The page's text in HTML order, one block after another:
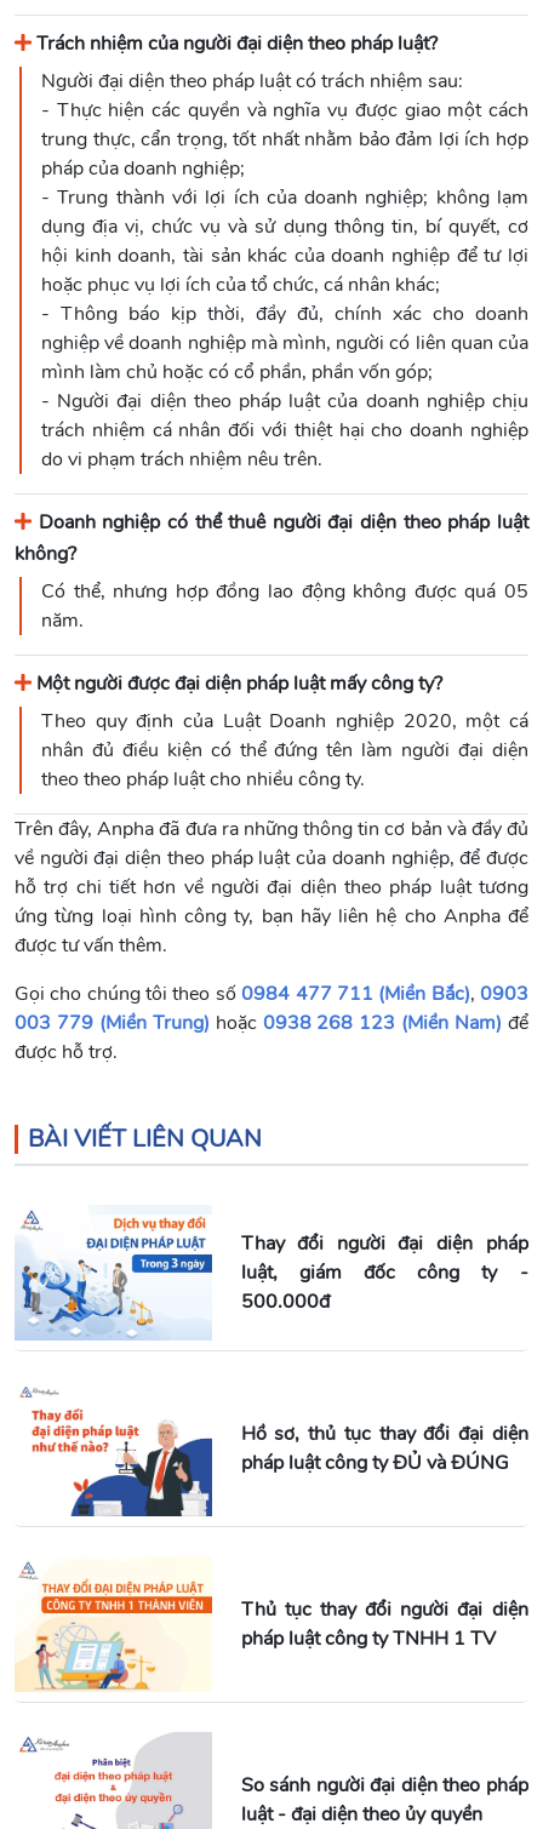
Trách nhiệm của người đại diện theo pháp luật?
Người đại diện theo pháp luật có trách nhiệm sau:
- Thực hiện các quyền và nghĩa vụ được giao một cách
trung thực, cẩn trọng, tốt nhất nhằm bảo đảm lợi ích hợp
pháp của doanh nghiệp;
- Trung thành với lợi ích của doanh nghiệp; không lạm
dụng địa vị, chức vụ và sử dụng thông tin, bí quyết, cơ
hội kinh doanh, tài sản khác của doanh nghiệp để tư lợi
hoặc phục vụ lợi ích của tổ chức, cá nhân khác;
- Thông báo kịp thời, đầy đủ, chính xác cho doanh
nghiệp về doanh nghiệp mà mình, người có liên quan của
mình làm chủ hoặc có cổ phần, phần vốn góp;
- Người đại diện theo pháp luật của doanh nghiệp chịu
trách nhiệm cá nhân đối với thiệt hại cho doanh nghiệp
do vi phạm trách nhiệm nêu trên.
Doanh nghiệp có thể thuê người đại diện theo pháp luật
không?
Có thể, nhưng hợp đồng lao động không được quá 05
năm.
Một người được đại diện pháp luật mấy công ty?
Theo quy định của Luật Doanh nghiệp 2020, một cá
nhân đủ điều kiện có thể đứng tên làm người đại diện
theo theo pháp luật cho nhiều công ty.
Trên đây, Anpha đã đưa ra những thông tin cơ bản và đầy đủ
về người đại diện theo pháp luật của doanh nghiệp, để được
hỗ trợ chi tiết hơn về người đại diện theo pháp luật tương
ứng từng loại hình công ty, bạn hãy liên hệ cho Anpha để
được tư vấn thêm.
Gọi cho chúng tôi theo số0984 477 711 (Miền Bắc),0903
003 779 (Miền Trung) hoặc 0938 268 123 (Miền Nam) để
được hỗ trợ.
BÀI VIẾT LIÊN QUAN
Thay đổi người đại diện pháp
luật, giám đốc công ty -
500.000đ
Hồ sơ, thủ tục thay đổi đại diện
pháp luật công ty ĐỦ và ĐÚNG
Thủ tục thay đổi người đại diện
pháp luật công ty TNHH 1 TV
So sánh người đại diện theo pháp
luật - đại diện theo ủy quyền